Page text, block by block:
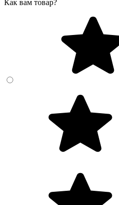
Как вам товар?